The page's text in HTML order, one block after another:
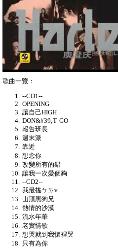
歌曲一覽：
--CD1--
OPENING
讓自己HIGH
DON&#39;T GO
報告班長
週末派
靠近
想念你
改變所有的錯
讓我一次愛個夠
--CD2--
我最搖ㄅㄞv
山頂黑狗兄
熱情的沙漠
流水年華
老實情歌
想哭就到我懷裡哭
只有為你